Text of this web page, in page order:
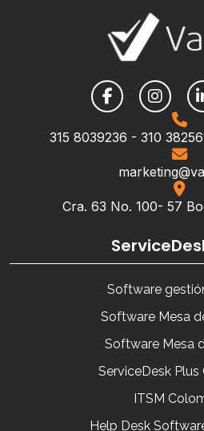
315 8039236 - 310
Cra. 63 No. 100- 57
Software
Software Mesa
Software Mesa
ServiceDesk
ITSM
Help Desk